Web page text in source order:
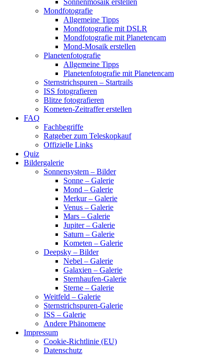
Mondfotografie
Allgemeine Tipps
Mondfotografie mit DSLR
Mondfotografie mit Planetencam
Mond-Mosaik erstellen
Planetenfotografie
Allgemeine Tipps
Planetenfotografie mit Planetencam
Sternstrichspuren – Startrails
ISS fotografieren
Blitze fotografieren
Kometen-Zeitraffer erstellen
FAQ
Fachbegriffe
Ratgeber zum Teleskopkauf
Offizielle Links
Quiz
Bildergalerie
Sonnensystem – Bilder
Sonne – Galerie
Mond – Galerie
Merkur – Galerie
Venus – Galerie
Mars – Galerie
Jupiter – Galerie
Saturn – Galerie
Kometen – Galerie
Deepsky – Bilder
Nebel – Galerie
Galaxien – Galerie
Sternhaufen-Galerie
Sterne – Galerie
Weitfeld – Galerie
Sternstrichspuren-Galerie
ISS – Galerie
Andere Phänomene
Impressum
Cookie-Richtlinie (EU)
Datenschutz